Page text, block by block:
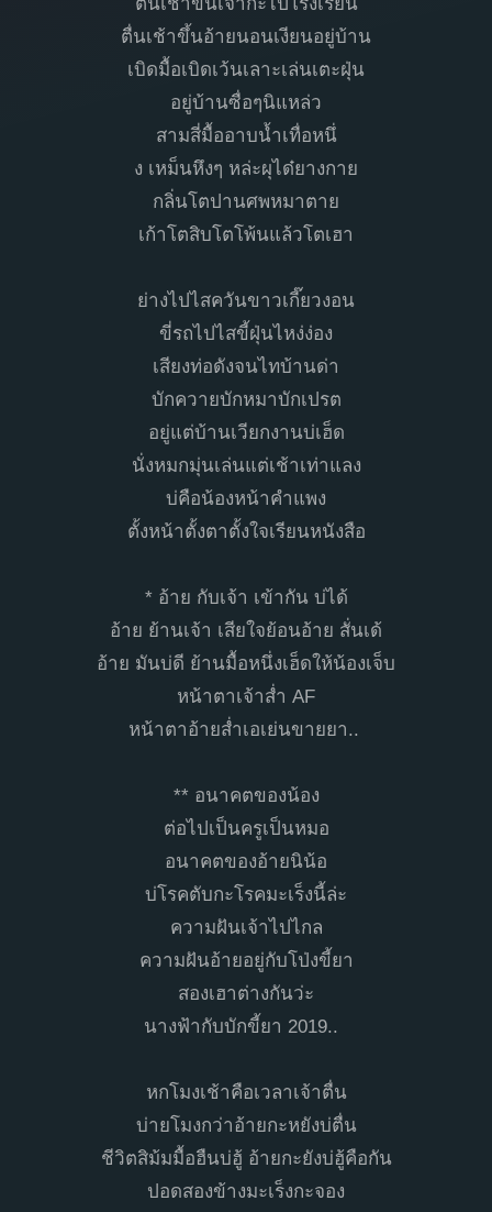
ตื่นเช้าขึ้นอ้ายนอนเงียนอยู่บ้าน
เบิดมื้อเบิดเว้นเลาะเล่นเตะฝุ่น
อยู่บ้านซื่อๆนิแหล่ว
สามสี่มื้ออาบน้ำเทื่อหนึ่
ง เหม็นหึงๆ หล่ะผุได๋ยางกาย
กลิ่นโตปานศพหมาตาย
เก้าโตสิบโตโพ้นแล้วโตเฮา
ย่างไปไสควันขาวเกี๊ยวงอน
ขี่รถไปไสขี้ฝุ่นไหง่ง่อง
เสียงท่อดังจนไทบ้านด่า
บักควายบักหมาบักเปรต
อยู่แต่บ้านเวียกงานบ่เฮ็ด
นั่งหมกมุ่นเล่นแต่เช้าเท่าแลง
บ่คือน้องหน้าคำแพง
ตั้งหน้าตั้งตาตั้งใจเรียนหนังสือ
* อ้าย กับเจ้า เข้ากัน บ่ได้
อ้าย ย้านเจ้า เสียใจย้อนอ้าย สั่นเด้
อ้าย มันบ่ดี ย้านมื้อหนึ่งเฮ็ดให้น้องเจ็บ
หน้าตาเจ้าส่ำ AF
หน้าตาอ้ายส่ำเอเย่นขายยา..
** อนาคตของน้อง
ต่อไปเป็นครูเป็นหมอ
อนาคตของอ้ายนิน้อ
บ่โรคตับกะโรคมะเร็งนี้ล่ะ
ความฝันเจ้าไปไกล
ความฝันอ้ายอยู่กับโป่งขี้ยา
สองเฮาต่างกันว่ะ
นางฟ้ากับบักขี้ยา 2019..
หกโมงเช้าคือเวลาเจ้าตื่น
บ่ายโมงกว่าอ้ายกะหยังบ่ตื่น
ชีวิตสิม้มมื้อฮืนบ่ฮู้ อ้ายกะยังบ่ฮู้คือกัน
ปอดสองข้างมะเร็งกะจอง